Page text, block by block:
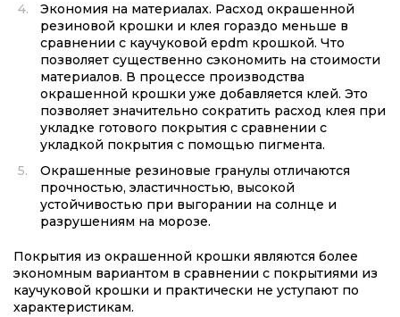
Экономия на материалах. Расход окрашенной
резиновой крошки и клея гораздо меньше в
сравнении с каучуковой epdm крошкой. Что
позволяет существенно сэкономить на стоимости
материалов. В процессе производства
окрашенной крошки уже добавляется клей. Это
позволяет значительно сократить расход клея при
укладке готового покрытия с сравнении с
укладкой покрытия с помощью пигмента.
Окрашенные резиновые гранулы отличаются
прочностью, эластичностью, высокой
устойчивостью при выгорании на солнце и
разрушениям на морозе.
Покрытия из окрашенной крошки являются более
экономным вариантом в сравнении с покрытиями из
каучуковой крошки и практически не уступают по
характеристикам.